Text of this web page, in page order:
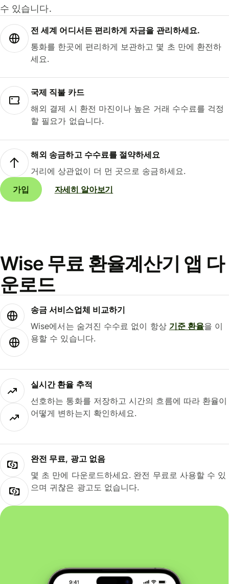
수 있습니다.
전 세계 어디서든 편리하게 자금을 관리하세요.
통화를 한곳에 편리하게 보관하고 몇 초 만에 환전하
세요.
국제 직불 카드
해외 결제 시 환전 마진이나 높은 거래 수수료를 걱정
할 필요가 없습니다.
해외 송금하고 수수료를 절약하세요
거리에 상관없이 더 먼 곳으로 송금하세요.
가입
자세히 알아보기
Wise 무료 환율계산기 앱 다
운로드
송금 서비스업체 비교하기
Wise에서는 숨겨진 수수료 없이 항상 기준 환율을 이
용할 수 있습니다.
실시간 환율 추적
선호하는 통화를 저장하고 시간의 흐름에 따라 환율이
어떻게 변하는지 확인하세요.
완전 무료, 광고 없음
몇 초 만에 다운로드하세요. 완전 무료로 사용할 수 있
으며 귀찮은 광고도 없습니다.